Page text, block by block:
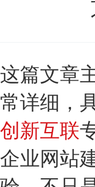
这篇文章
常详细，
创新互联
企业网站